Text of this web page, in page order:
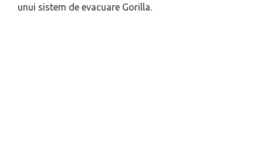
unui sistem de evacuare Gorilla.